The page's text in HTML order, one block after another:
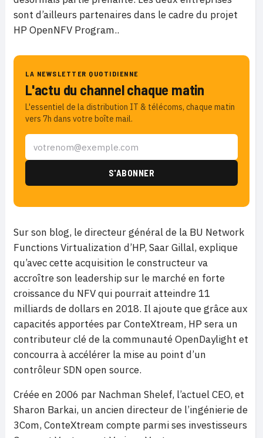
sont d’ailleurs partenaires dans le cadre du projet
HP OpenNFV Program..
LA NEWSLETTER QUOTIDIENNE
L'actu du channel chaque matin
L'essentiel de la distribution IT & télécoms, chaque matin
vers 7h dans votre boîte mail.
Sur son blog, le directeur général de la BU Network
Functions Virtualization d’HP, Saar Gillal, explique
qu’avec cette acquisition le constructeur va
accroître son leadership sur le marché en forte
croissance du NFV qui pourrait atteindre 11
milliards de dollars en 2018. Il ajoute que grâce aux
capacités apportées par ConteXtream, HP sera un
contributeur clé de la communauté OpenDaylight et
concourra à accélérer la mise au point d’un
contrôleur SDN open source.
Créée en 2006 par Nachman Shelef, l’actuel CEO, et
Sharon Barkai, un ancien directeur de l’ingénierie de
3Com, ConteXtream compte parmi ses investisseurs